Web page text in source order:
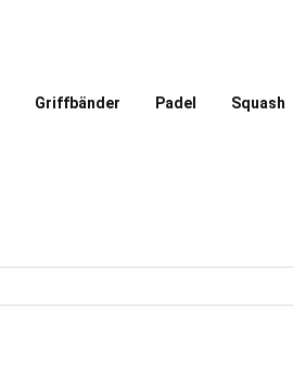
Griffbänder Padel Squash